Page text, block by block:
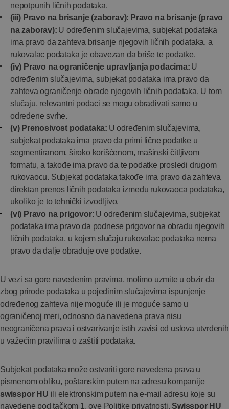
nepotpunih ličnih podataka.
(iii) Pravo na brisanje (zaborav): Pravo na brisanje (pravo
na zaborav): U određenim slučajevima, subjekat podataka
ima pravo da zahteva brisanje njegovih ličnih podataka, a
rukovalac podataka je obavezan da briše te podatke.
(iv) Pravo na ograničenje upravljanja podacima: U
određenim slučajevima, subjekat podataka ima pravo da
zahteva ograničenje obrade njegovih ličnih podataka. U tom
slučaju, relevantni podaci se mogu obrađivati samo u
određene svrhe.
(v) Prenosivost podataka: U određenim slučajevima,
subjekat podataka ima pravo da primi lične podatke u
segmentiranom, široko korišćenom, mašinski čitljivom
formatu, a takođe ima pravo da te podatke prosledi drugom
rukovaocu. Subjekat podataka takođe ima pravo da zahteva
direktan prenos ličnih podataka između rukovaoca podataka,
ukoliko je to tehnički izvodljivo.
(vi) Pravo na prigovor: U određenim slučajevima, subjekat
podataka ima pravo da podnese prigovor na obradu njegovih
ličnih podataka, u kojem slučaju rukovalac podataka nema
pravo da dalje obrađuje ove podatke.
U vezi sa gore navedenim pravima, molimo uzmite u obzir da
zbog prirode podataka u pojedinim slučajevima ispunjenje
određenog zahteva nije moguće ili je moguće samo u
ograničenoj meri, odnosno da navedena prava nisu
neograničena prava i ostvarivanje istih zavisi od uslova utvrđenih
u važećim pravilima o zaštiti podataka.
Subjekat podataka može ostvariti gore navedena prava u
pismenom obliku, poštanskim putem na adresu kompanije
swisspor HU ili elektronskim putem na e-mail adresu koje su
navedene pod tačkom 1. ove Politike privatnosti.Swisspor HU